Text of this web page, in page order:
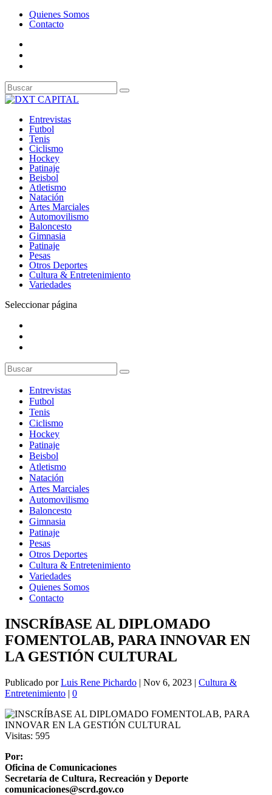
Quienes Somos
Contacto
Entrevistas
Futbol
Tenis
Ciclismo
Hockey
Patinaje
Beisbol
Atletismo
Natación
Artes Marciales
Automovilismo
Baloncesto
Gimnasia
Patinaje
Pesas
Otros Deportes
Cultura & Entretenimiento
Variedades
Seleccionar página
Entrevistas
Futbol
Tenis
Ciclismo
Hockey
Patinaje
Beisbol
Atletismo
Natación
Artes Marciales
Automovilismo
Baloncesto
Gimnasia
Patinaje
Pesas
Otros Deportes
Cultura & Entretenimiento
Variedades
Quienes Somos
Contacto
INSCRÍBASE AL DIPLOMADO
FOMENTOLAB, PARA INNOVAR EN
LA GESTIÓN CULTURAL
Publicado porLuis Rene Pichardo | Nov 6, 2023 | Cultura &
Entretenimiento | 0
Visitas: 595
Por:
Oficina de Comunicaciones
Secretaría de Cultura, Recreación y Deporte
comunicaciones@scrd.gov.co